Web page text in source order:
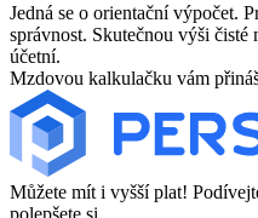
Jedná se o orientační výpočet.
správnost. Skutečnou výši
účetní.
Mzdovou kalkulačku vám
Můžete mít i vyšší plat!
polepšete si.